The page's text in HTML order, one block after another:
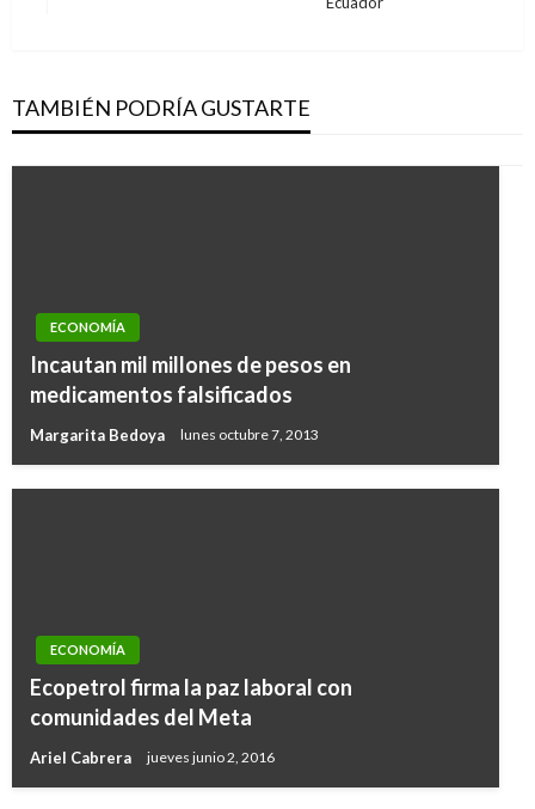
TAMBIÉN PODRÍA GUSTARTE
ECONOMÍA
Incautan mil millones de pesos en
medicamentos falsificados
Margarita Bedoya lunes octubre 7, 2013
ECONOMÍA
Ecopetrol firma la paz laboral con
comunidades del Meta
Ariel Cabrera jueves junio 2, 2016
Nueva política catastral para Colombia